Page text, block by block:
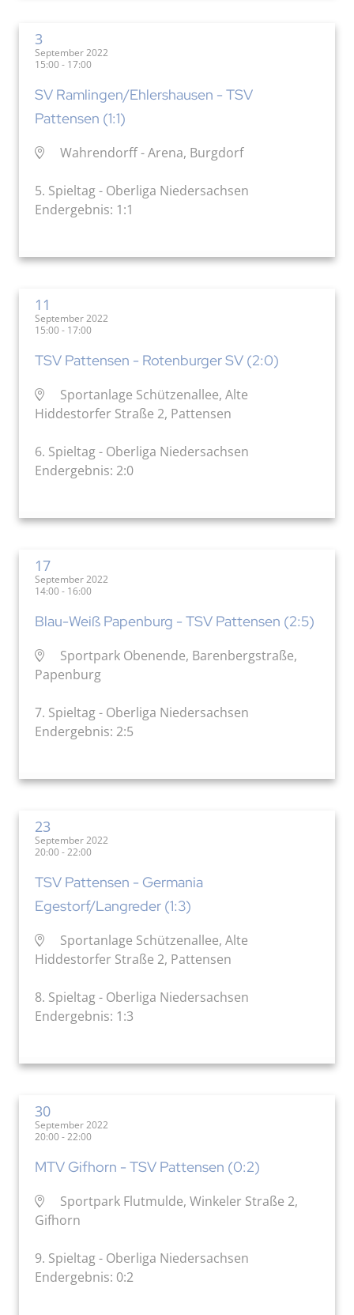
3
September 2022
15:00 - 17:00
SV Ramlingen/Ehlershausen - TSV
Pattensen (1:1)
Wahrendorff - Arena, Burgdorf
5. Spieltag - Oberliga Niedersachsen
Endergebnis: 1:1
11
September 2022
15:00 - 17:00
TSV Pattensen - Rotenburger SV (2:0)
Sportanlage Schützenallee, Alte
Hiddestorfer Straße 2, Pattensen
6. Spieltag - Oberliga Niedersachsen
Endergebnis: 2:0
17
September 2022
14:00 - 16:00
Blau-Weiß Papenburg - TSV Pattensen (2:5)
Sportpark Obenende, Barenbergstraße,
Papenburg
7. Spieltag - Oberliga Niedersachsen
Endergebnis: 2:5
23
September 2022
20:00 - 22:00
TSV Pattensen - Germania
Egestorf/Langreder (1:3)
Sportanlage Schützenallee, Alte
Hiddestorfer Straße 2, Pattensen
8. Spieltag - Oberliga Niedersachsen
Endergebnis: 1:3
30
September 2022
20:00 - 22:00
MTV Gifhorn - TSV Pattensen (0:2)
Sportpark Flutmulde, Winkeler Straße 2,
Gifhorn
9. Spieltag - Oberliga Niedersachsen
Endergebnis: 0:2